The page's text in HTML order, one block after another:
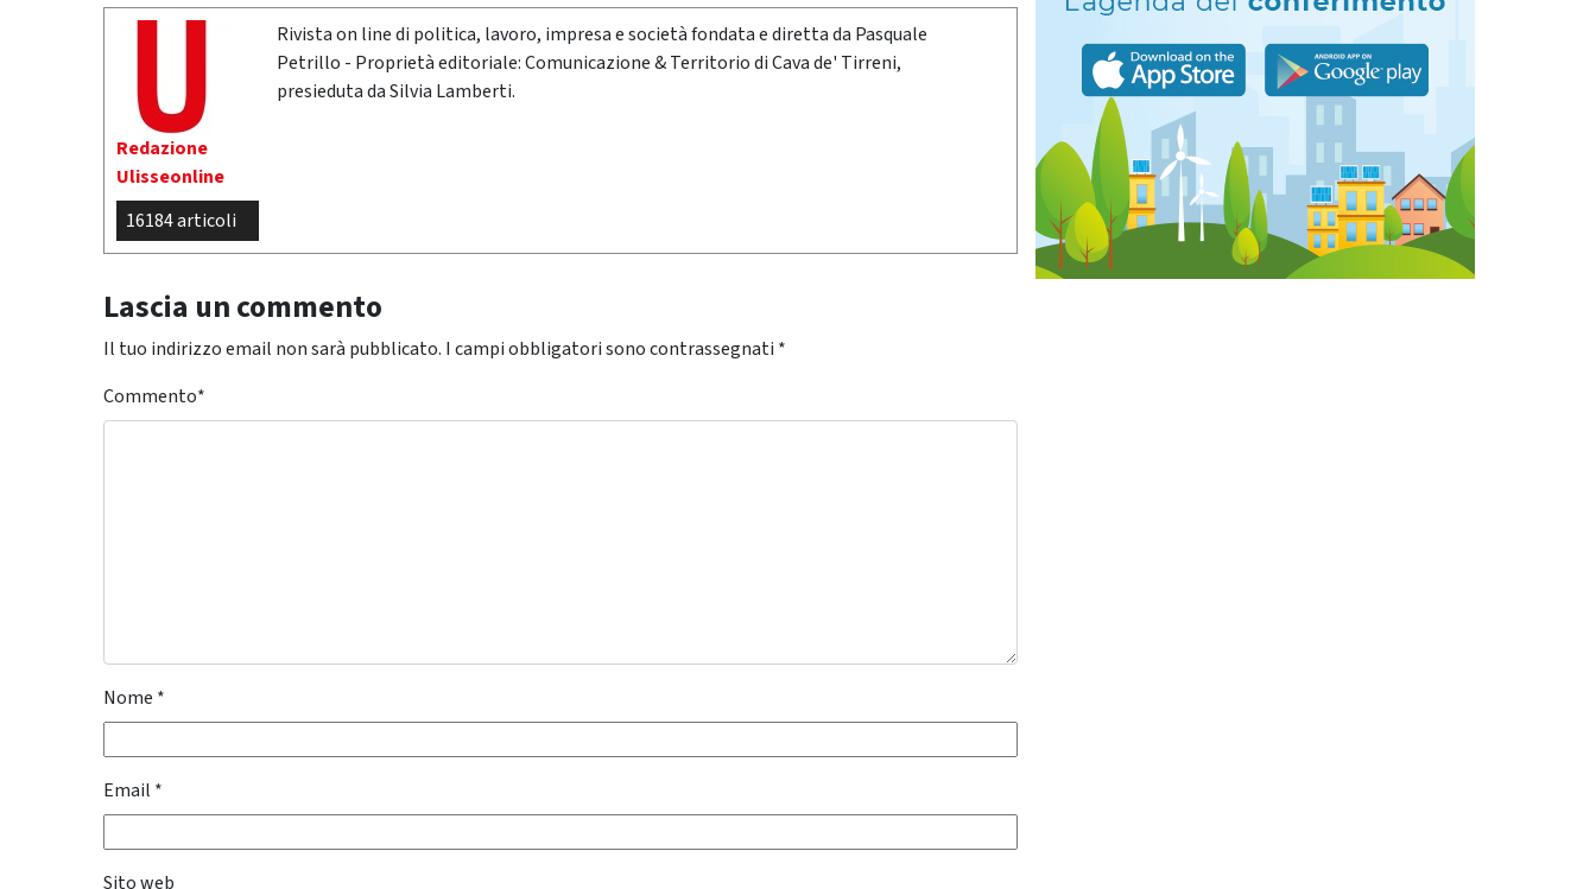
Redazione
Ulisseonline
16184 articoli
Rivista on line di politica, lavoro, impresa e società fondata e diretta da Pasquale
Petrillo - Proprietà editoriale: Comunicazione & Territorio di Cava de' Tirreni,
presieduta da Silvia Lamberti.
Lascia un commento
Il tuo indirizzo email non sarà pubblicato. I campi obbligatori sono contrassegnati *
Commento*
Nome *
Email *
Sito web